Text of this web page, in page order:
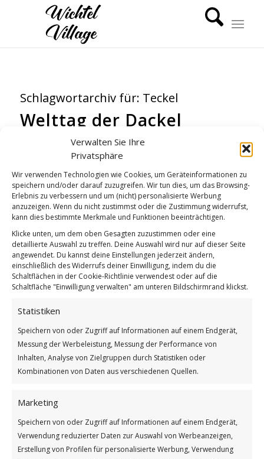
Verwalten Sie Ihre
Privatsphäre
Wir verwenden Technologien wie Cookies, um Geräteinformationen zu
speichern und/oder darauf zuzugreifen. Wir tun dies, um das Browsing-
Erlebnis zu verbessern und um (nicht) personalisierte Werbung
anzuzeigen. Wenn du nicht zustimmst oder die Zustimmung widerrufst,
kann dies bestimmte Merkmale und Funktionen beeinträchtigen.
Klicke unten, um dem oben Gesagten zuzustimmen oder eine
detaillierte Auswahl zu treffen. Deine Auswahl wird nur auf dieser Seite
angewendet. Du kannst deine Einstellungen jederzeit ändern,
einschließlich des Widerrufs deiner Einwilligung, indem du die
Schaltflächen in der Cookie-Richtlinie verwendest oder auf die
Schaltfläche "Einwilligung verwalten" am unteren Bildschirmrand klickst.
Statistiken
Speichern von oder Zugriff auf Informationen auf einem Endgerät,
Messung der Werbeleistung, Messung der Performance von
Inhalten, Analyse von Zielgruppen durch Statistiken oder
Kombinationen von Daten aus verschiedenen Quellen.
Marketing
Speichern von oder Zugriff auf Informationen auf einem Endgerät,
Verwendung reduzierter Daten zur Auswahl von Werbeanzeigen,
Erstellung von Profilen für personalisierte Werbung, Verwendung
Schlagwortarchiv für: Teckel
Welttag der Dackel
WICHTEL-NEWS
Welttag der Dackel
Weiterlesen
Wie findest du diesen Beitrag?
21. JUNI 2026 / 1 KOMMENTAR / VONBETTINA